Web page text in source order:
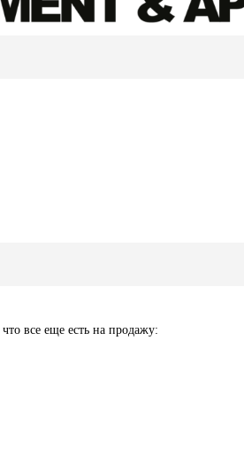
все еще есть на продажу: